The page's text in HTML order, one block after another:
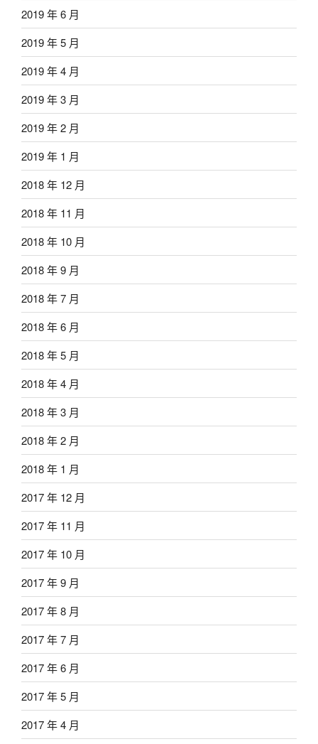
2019 年 6 月
2019 年 5 月
2019 年 4 月
2019 年 3 月
2019 年 2 月
2019 年 1 月
2018 年 12 月
2018 年 11 月
2018 年 10 月
2018 年 9 月
2018 年 7 月
2018 年 6 月
2018 年 5 月
2018 年 4 月
2018 年 3 月
2018 年 2 月
2018 年 1 月
2017 年 12 月
2017 年 11 月
2017 年 10 月
2017 年 9 月
2017 年 8 月
2017 年 7 月
2017 年 6 月
2017 年 5 月
2017 年 4 月